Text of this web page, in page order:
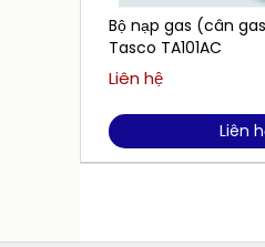
Bộ nạp gas (cân
Tasco TA101AC
Liên hệ
Liên